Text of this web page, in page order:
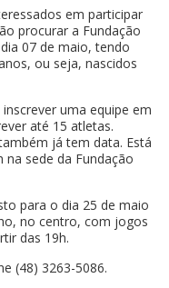
em participar
procurar a Fundação
07 de maio, tendo
ou seja, nascidos
uma equipe em
até 15 atletas.
já tem data. Está
sede da Fundação
para o dia 25 de maio
no centro, com jogos
das 19h.
(48) 3263-5086.